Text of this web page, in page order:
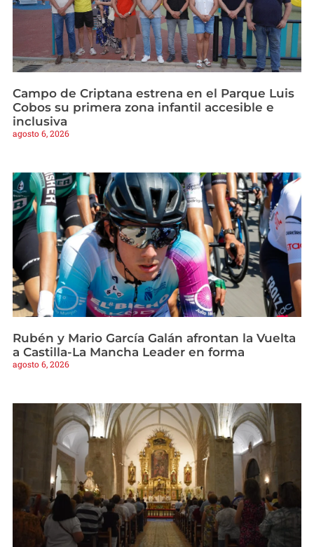
Campo de Criptana estrena en el Parque Luis
Cobos su primera zona infantil accesible e
inclusiva
agosto 6, 2026
Rubén y Mario García Galán afrontan la Vuelta
a Castilla-La Mancha Leader en forma
agosto 6, 2026